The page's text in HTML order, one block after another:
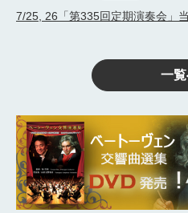
7/25, 26「第335回定期演奏会」
一